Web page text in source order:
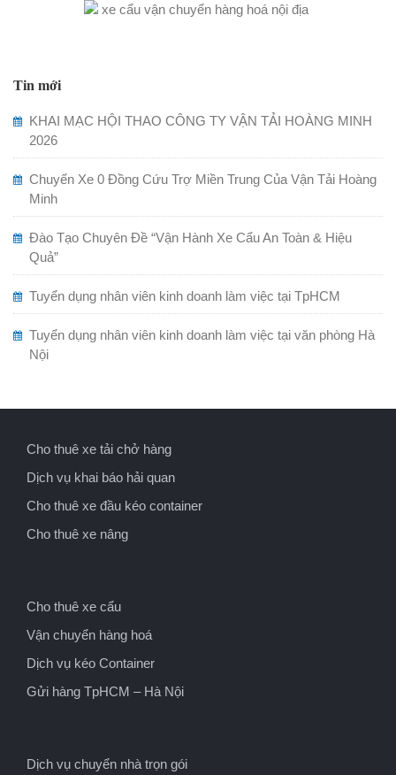
Tin mới
KHAI MẠC HỘI THAO CÔNG TY VẬN TẢI HOÀNG MINH
2026
Chuyến Xe 0 Đồng Cứu Trợ Miền Trung Của Vận Tải Hoàng
Minh
Đào Tạo Chuyên Đề “Vận Hành Xe Cẩu An Toàn & Hiệu
Quả”
Tuyển dụng nhân viên kinh doanh làm việc tại TpHCM
Tuyển dụng nhân viên kinh doanh làm việc tại văn phòng Hà
Nội
Cho thuê xe tải chở hàng
Dịch vụ khai báo hải quan
Cho thuê xe đầu kéo container
Cho thuê xe nâng
Cho thuê xe cẩu
Vận chuyển hàng hoá
Dịch vụ kéo Container
Gửi hàng TpHCM – Hà Nội
Dịch vụ chuyển nhà trọn gói